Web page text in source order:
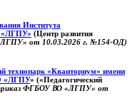
Института
«ЛГПУ» (Центр развития
от 10.03.2026 г. №154-ОД)
«Кванториум» имени
«ЛГПУ» («Педагогический
ФГБОУ ВО «ЛГПУ» от